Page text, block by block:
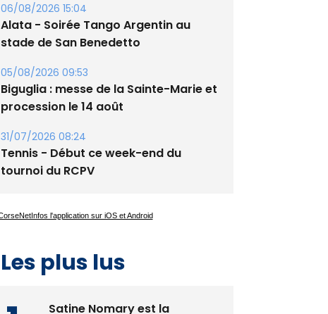
06/08/2026 15:04
Alata - Soirée Tango Argentin au
stade de San Benedetto
05/08/2026 09:53
Biguglia : messe de la Sainte-Marie et
procession le 14 août
31/07/2026 08:24
Tennis - Début ce week-end du
tournoi du RCPV
Les plus lus
Satine Nomary est la